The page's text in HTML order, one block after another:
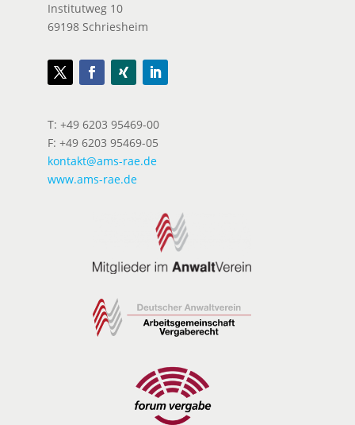
Institutweg 10
69198 Schriesheim
T: +49 6203 95469-00
F: +49 6203 95469-05
kontakt@ams-rae.de
www.ams-rae.de